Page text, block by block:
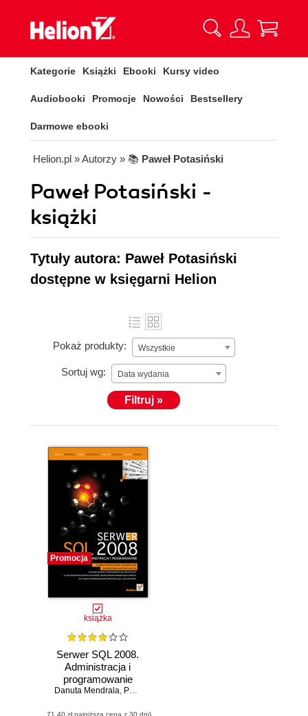
Kategorie Książki Ebooki Kursy video
Audiobooki Promocje Nowości Bestsellery
Darmowe ebooki
Helion.pl » Autorzy » 📚 Paweł Potasiński
Paweł Potasiński -
książki
Tytuły autora: Paweł Potasiński
dostępne w księgarni Helion
Pokaż produkty: Wszystkie
Sortuj wg: Data wydania
Filtruj »
Promocja
książka
Serwer SQL 2008.
Administracja i
programowanie
Danuta Mendrala, Paweł Potasiński